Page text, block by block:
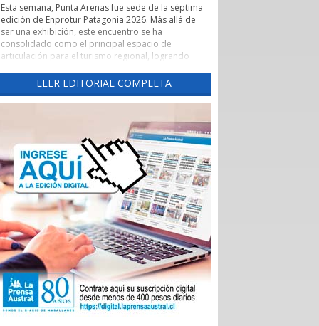
Esta semana, Punta Arenas fue sede de la séptima
edición de Enprotur Patagonia 2026. Más allá de
ser una exhibición, este encuentro se ha
consolidado como el principal espacio de
articulación para el turismo regional, logrando
un entorno de profesionalismo y colaboración.
Lo que realmente otorga un valor estratégico a
catalizador de vínculos comerciales. El evento ha
facilitado de manera excepcional el acceso directo
de hoteles, restaurantes y otros servicios turísticos
-el sector Horeca- a una red diversificada de
proveedores.
Esta dinámica es fundamental para que pequeños
y medianos proveedores, tanto locales como
nacionales, puedan presentar sus innovaciones
directamente a los operadores que definen la
oferta de la temporada 2026-2027.
La feria ha permitido romper las barreras
tradicionales de intermediación. Al habilitar tres
salones de exposición para dar respuesta al alto
interés de los participantes, se generó un
ecosistema donde convivieron distribuidoras
LEER EDITORIAL COMPLETA